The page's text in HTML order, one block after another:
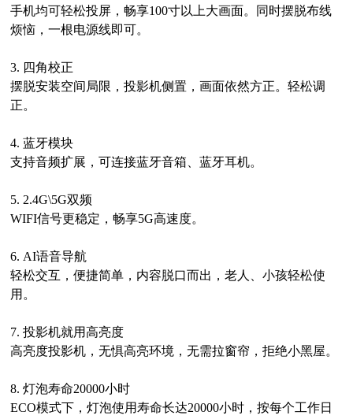
手机均可轻松投屏，畅享100寸以上大画面。同时摆脱布线
烦恼，一根电源线即可。
3. 四角校正
摆脱安装空间局限，投影机侧置，画面依然方正。轻松调
正。
4.蓝牙模块
支持音频扩展，可连接蓝牙音箱、蓝牙耳机。
5. 2.4G\5G双频
WIFI信号更稳定，畅享5G高速度。
6. AI语音导航
轻松交互，便捷简单，内容脱口而出，老人、小孩轻松使
用。
7.投影机就用高亮度
高亮度投影机，无惧高亮环境，无需拉窗帘，拒绝小黑屋。
8.灯泡寿命20000小时
ECO模式下，灯泡使用寿命长达20000小时，按每个工作日